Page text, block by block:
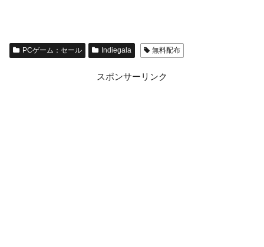
PCゲーム：セール Indiegala 無料配布
スポンサーリンク